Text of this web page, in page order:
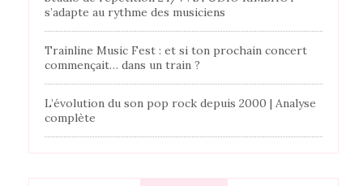
s’adapte au rythme des musiciens
Trainline Music Fest : et si ton prochain concert
commençait… dans un train ?
L’évolution du son pop rock depuis 2000 | Analyse
complète